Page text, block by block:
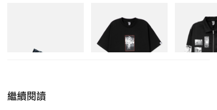
BILLIONAIRE BOYS CLUB X
INITIAL D COTTON T-SHIRT
立即購入
Billionaire
D Cotton Jacket
立即購入
繼續閱讀